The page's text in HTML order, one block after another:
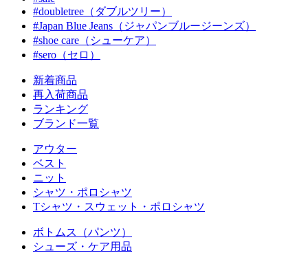
#doubletree（ダブルツリー）
#Japan Blue Jeans（ジャパンブルージーンズ）
#shoe care（シューケア）
#sero（セロ）
新着商品
再入荷商品
ランキング
ブランド一覧
アウター
ベスト
ニット
シャツ・ポロシャツ
Tシャツ・スウェット・ポロシャツ
ボトムス（パンツ）
シューズ・ケア用品